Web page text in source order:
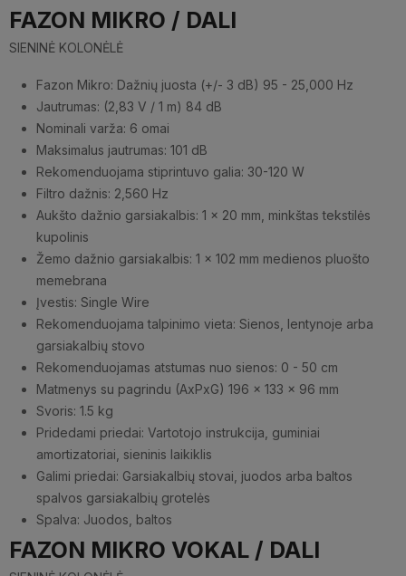
FAZON MIKRO / DALI
SIENINĖ KOLONĖLĖ
Fazon Mikro: Dažnių juosta (+/- 3 dB) 95 - 25,000 Hz
Jautrumas: (2,83 V / 1 m) 84 dB
Nominali varža: 6 omai
Maksimalus jautrumas: 101 dB
Rekomenduojama stiprintuvo galia: 30-120 W
Filtro dažnis: 2,560 Hz
Aukšto dažnio garsiakalbis: 1 x 20 mm, minkštas tekstilės
kupolinis
Žemo dažnio garsiakalbis: 1 x 102 mm medienos pluošto
memebrana
Įvestis: Single Wire
Rekomenduojama talpinimo vieta: Sienos, lentynoje arba
garsiakalbių stovo
Rekomenduojamas atstumas nuo sienos: 0 - 50 cm
Matmenys su pagrindu (AxPxG) 196 x 133 x 96 mm
Svoris: 1.5 kg
Pridedami priedai: Vartotojo instrukcija, guminiai
amortizatoriai, sieninis laikiklis
Galimi priedai: Garsiakalbių stovai, juodos arba baltos
spalvos garsiakalbių grotelės
Spalva: Juodos, baltos
FAZON MIKRO VOKAL / DALI